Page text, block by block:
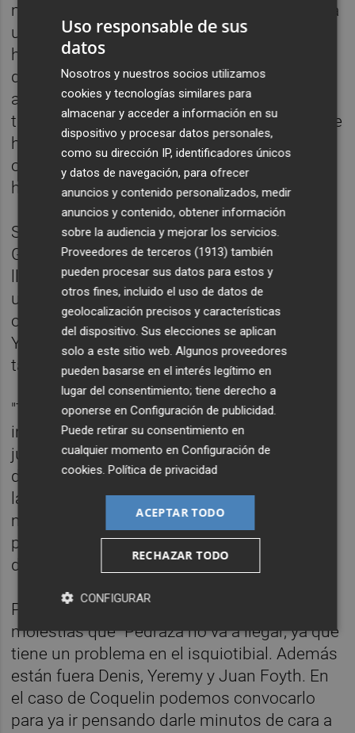
mecanismo que debemos tener es que cada
uno tiene que hacer mucho mejor lo que
hace, es lo que estoy pidiendo el futbolista
de autocrítica. Si veo el error lo puedo
arreglar. En eso estamos insistiendo. Y
trabajo, trabajo y trabajo. Eso de que siempre
haces lo mismo y acabas equivocándote, te
obliga a buscar alternativas que te puedan
hacer mejor", analizó.
Sobre su rival de este lunes, apuntó que el
Granada es "un rival agresivo y con mucha
llegada. Los equipos de Paco (López) tienen
unas características claras, es un tipo muy
ordenado y sus equipos transitan muy bien.
Ya tenemos de tapar esas transiciones y
tapar a sus jugadores buenos".
"Tiene buenos jugadores, tiene bajas
importantes, pero sigue contando con
jugadores desequilibrantes. Nosotros
debemos buscar esa velocidad de balón, y
las cosas que hemos hecho bien durante
mucho tiempo, que duren durante todo el
partido. Y cuando no estemos bien,
debemos ser prácticos", señaló.
Pacheta señaló sobre los jugadores con
molestias que "Pedraza no va a llegar, ya que
tiene un problema en el isquiotibial. Además
están fuera Denis, Yeremy y Juan Foyth. En
el caso de Coquelin podemos convocarlo
para ya ir pensando darle minutos de cara a
Uso responsable de sus
datos
Nosotros y nuestros socios utilizamos
cookies y tecnologías similares para
almacenar y acceder a información en su
dispositivo y procesar datos personales,
como su dirección IP, identificadores únicos
y datos de navegación, para ofrecer
anuncios y contenido personalizados, medir
anuncios y contenido, obtener información
sobre la audiencia y mejorar los servicios.
Proveedores de terceros (1913) también
pueden procesar sus datos para estos y
otros fines, incluido el uso de datos de
geolocalización precisos y características
del dispositivo. Sus elecciones se aplican
solo a este sitio web. Algunos proveedores
pueden basarse en el interés legítimo en
lugar del consentimiento; tiene derecho a
oponerse enConfiguración de publicidad.
Puede retirar su consentimiento en
cualquier momento enConfiguración de
cookies.Política de privacidad
ACEPTAR TODO
RECHAZAR TODO
CONFIGURAR